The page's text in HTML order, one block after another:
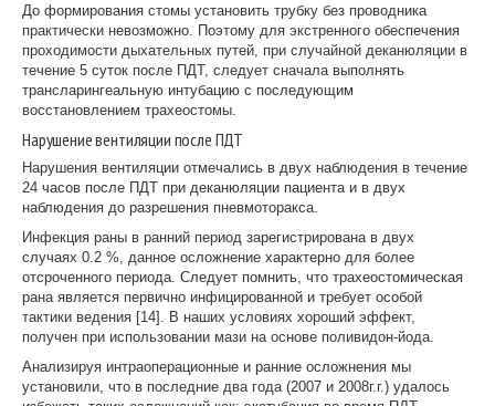
До формирования стомы установить трубку без проводника
практически невозможно. Поэтому для экстренного обеспечения
проходимости дыхательных путей, при случайной деканюляции в
течение 5 суток после ПДТ, следует сначала выполнять
трансларингеальную интубацию с последующим
восстановлением трахеостомы.
Нарушение вентиляции после ПДТ
Нарушения вентиляции отмечались в двух наблюдения в течение
24 часов после ПДТ при деканюляции пациента и в двух
наблюдения до разрешения пневмоторакса.
Инфекция раны в ранний период зарегистрирована в двух
случаях 0.2 %, данное осложнение характерно для более
отсроченного периода. Следует помнить, что трахеостомическая
рана является первично инфицированной и требует особой
тактики ведения [14]. В наших условиях хороший эффект,
получен при использовании мази на основе поливидон-йода.
Анализируя интраоперационные и ранние осложнения мы
установили, что в последние два года (2007 и 2008г.г.) удалось